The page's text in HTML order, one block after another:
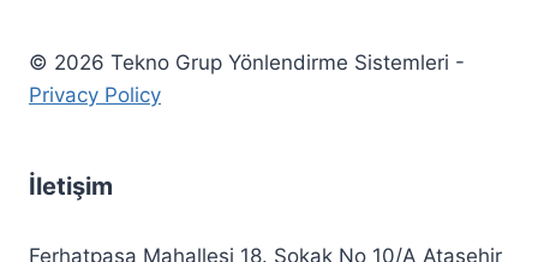
© 2026 Tekno Grup Yönlendirme Sistemleri -
Privacy Policy
İletişim
Ferhatpaşa Mahallesi 18. Sokak No 10/A Ataşehir